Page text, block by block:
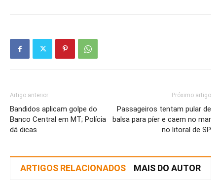
Artigo anterior
Bandidos aplicam golpe do
Banco Central em MT; Polícia
dá dicas
Próximo artigo
Passageiros tentam pular de
balsa para píer e caem no mar
no litoral de SP
ARTIGOS RELACIONADOS MAIS DO AUTOR